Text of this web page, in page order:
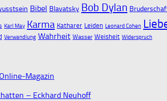
Bibel Blavatsky Bob Dylan
Karl May Karma Katharer Leiden Leonard Cohen
Verwandlung Wahrheit Wasser Weisheit Widerspruch
Magazin
– Eckhard Neuhoff